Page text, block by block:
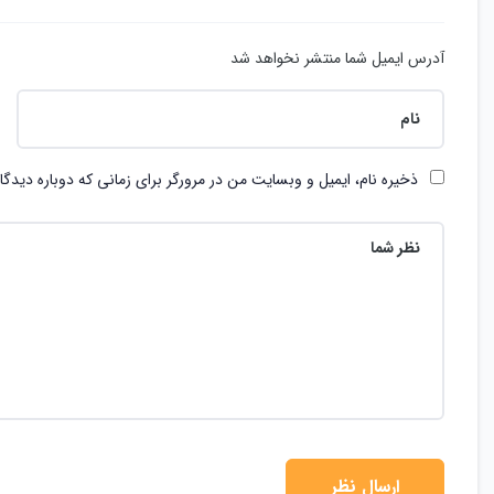
آدرس ایمیل شما منتشر نخواهد شد
ذخیره نام، ایمیل و وبسایت من در مرورگر برای زمانی که دوباره